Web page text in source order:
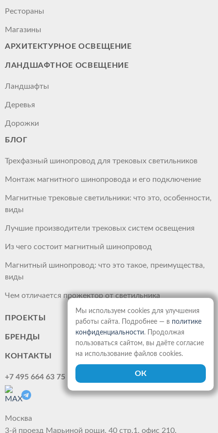
Рестораны
Магазины
АРХИТЕКТУРНОЕ ОСВЕЩЕНИЕ
ЛАНДШАФТНОЕ ОСВЕЩЕНИЕ
Ландшафты
Деревья
Дорожки
БЛОГ
Трехфазный шинопровод для трековых светильников
Монтаж магнитного шинопровода и его подключение
Магнитные трековые светильники: что это, особенности,
виды
Лучшие производители трековых систем освещения
Из чего состоит магнитный шинопровод
Магнитный шинопровод: что это такое, преимущества,
виды
Чем отличается прожектор от светильника
ПРОЕКТЫ
БРЕНДЫ
КОНТАКТЫ
+7 495 664 63 75
Москва
3-й проезд Марьиной рощи, 40 стр.1, офис 210.
Мы используем cookies для улучшения
работы сайта. Подробнее — в политике
конфиденциальности. Продолжая
пользоваться сайтом, вы даёте согласие
на использование файлов cookies.